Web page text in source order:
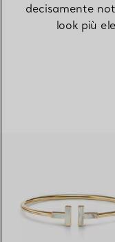
decisamente
look più